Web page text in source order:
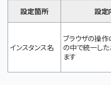
設定箇所 設定
インスタンス名
ブラウザの操
の中で統一し
ます